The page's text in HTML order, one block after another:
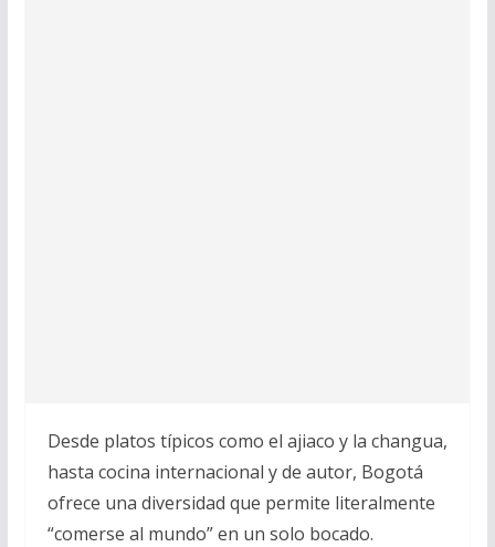
Desde platos típicos como el ajiaco y la changua,
hasta cocina internacional y de autor, Bogotá
ofrece una diversidad que permite literalmente
“comerse al mundo” en un solo bocado.